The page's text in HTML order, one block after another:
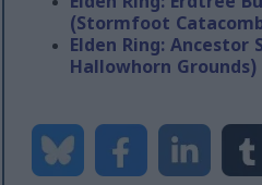
(Stormfoot
Elden Ring: Ancestor
Hallowhorn Grounds)